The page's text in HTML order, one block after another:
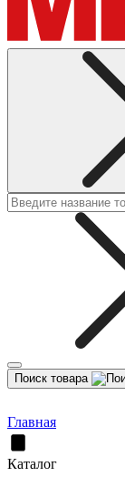
Поиск товара
Главная
Каталог